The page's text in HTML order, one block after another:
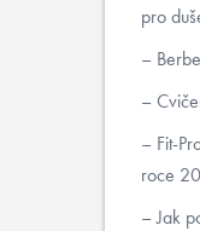
pro
Fit-
roce
Jak